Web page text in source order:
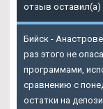
отзыв оставил(а)
Бийск -
раз этого не
программами,
сравнению с
остатки на